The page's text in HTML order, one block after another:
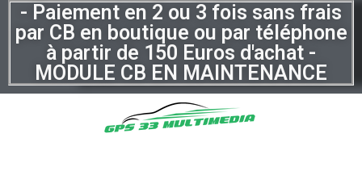
- Paiement en 2 ou 3 fois sans frais
par CB en boutique ou par téléphone
à partir de 150 Euros d'achat -
MODULE CB EN MAINTENANCE